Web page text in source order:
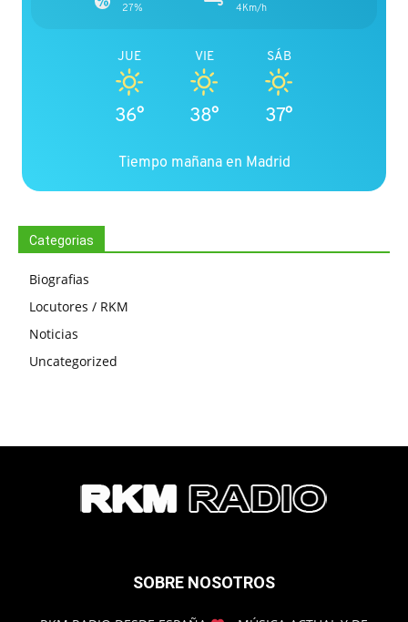
27% 4Km/h
JUE
36°
VIE
38°
SÁB
37°
Tiempo mañana en Madrid
Categorias
Biografias
Locutores / RKM
Noticias
Uncategorized
SOBRE NOSOTROS